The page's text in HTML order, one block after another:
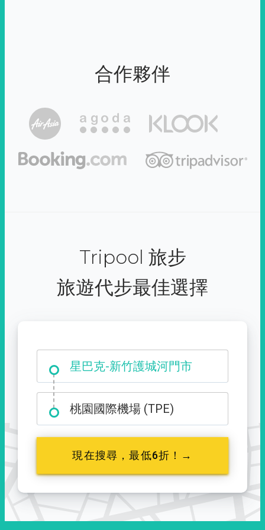
合作夥伴
Tripool 旅步
旅遊代步最佳選擇
星巴克-新竹護城河門市
大霸尖山登山口
桃園國際機場 (TPE)
現在搜尋，最低6折！→